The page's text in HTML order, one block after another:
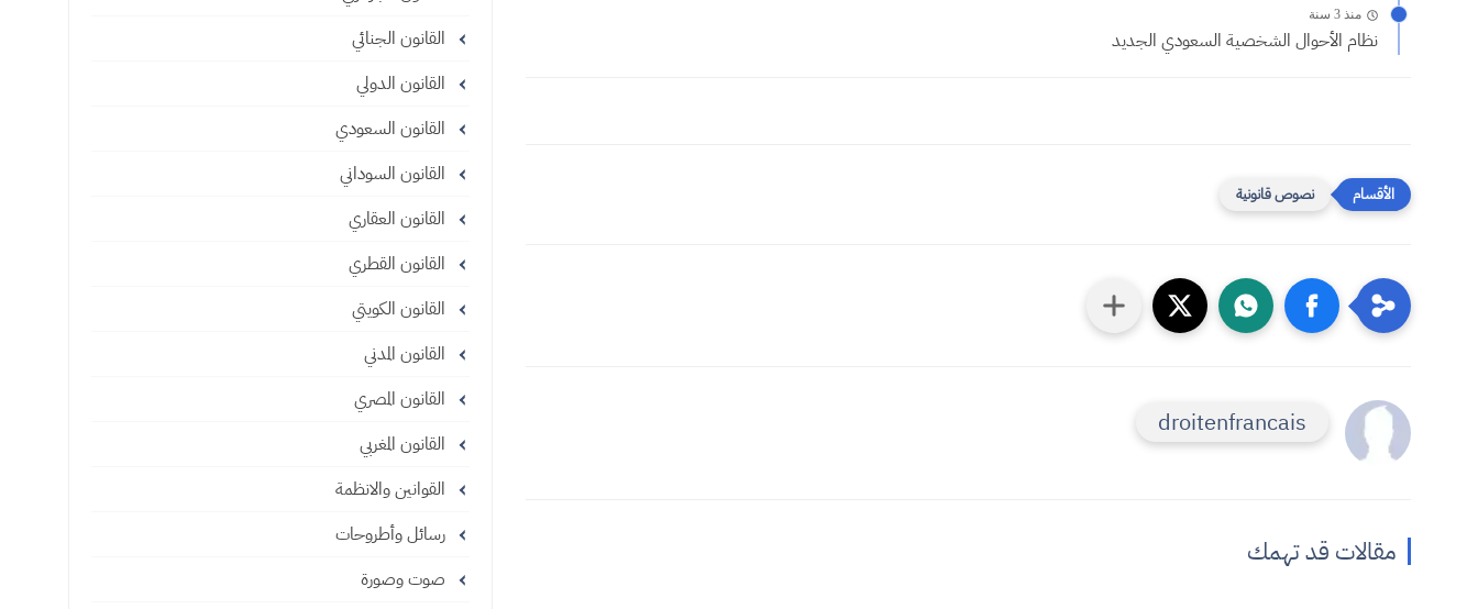
منذ 3 سنة
نظام الأحوال الشخصية السعودي الجديد
نصوص قانونية
droitenfrancais
مقالات قد تهمك
القانون الجنائي
القانون الدولي
القانون السعودي
القانون السوداني
القانون العقاري
القانون القطري
القانون الكويتي
القانون المدني
القانون المصري
القانون المغربي
القوانين والانظمة
رسائل وأطروحات
صوت وصورة